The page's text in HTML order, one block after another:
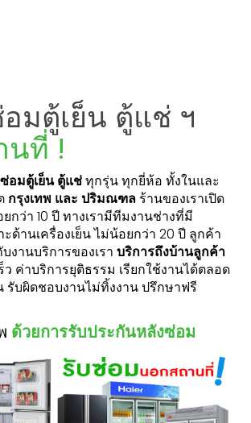
มตู้เย็น ตู้แช่ ฯ
นที่ !
อมตู้เย็น ตู้แช่ทุกรุ่น ทุกยี่ห้อ ทั้งในและ
กรุงเทพ และ ปริมณฑล ร้านของเราเปิด
กว่า 10 ปี ทางเรามีทีมงานช่างที่มี
ด้านเครื่องเย็น ไม่น้อยกว่า 20 ปี ลูกค้า
งานบริการของเรา บริการถึงบ้านลูกค้า
ว ค่าบริการยุติธรรม เรียกใช้งานได้ตลอด
รับผิดชอบงานไม่ทิ้งงาน ปรึกษาฟรี
ด้วยการรับประกันหลังซ่อม